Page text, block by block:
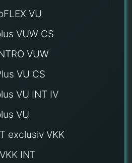
VU
VUW CS
VUW
VU CS
VU INT IV
VU
exclusiv VKK
INT